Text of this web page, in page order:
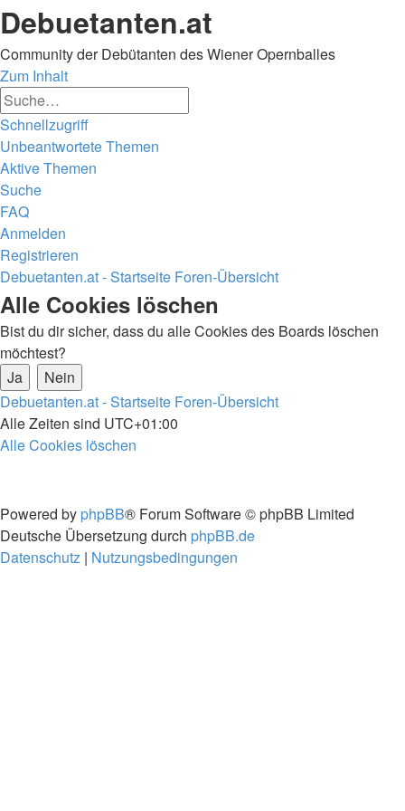
Debuetanten.at
Community der Debütanten des Wiener Opernballes
Zum Inhalt
Schnellzugriff
Unbeantwortete Themen
Aktive Themen
Suche
FAQ
Anmelden
Registrieren
Debuetanten.at - Startseite Foren-Übersicht
Suche
Alle Cookies löschen
Bist du dir sicher, dass du alle Cookies des Boards löschen
möchtest?
Debuetanten.at - Startseite Foren-Übersicht
Alle Zeiten sind UTC+01:00
Alle Cookies löschen
Powered by phpBB® Forum Software © phpBB Limited
Deutsche Übersetzung durch phpBB.de
Datenschutz | Nutzungsbedingungen